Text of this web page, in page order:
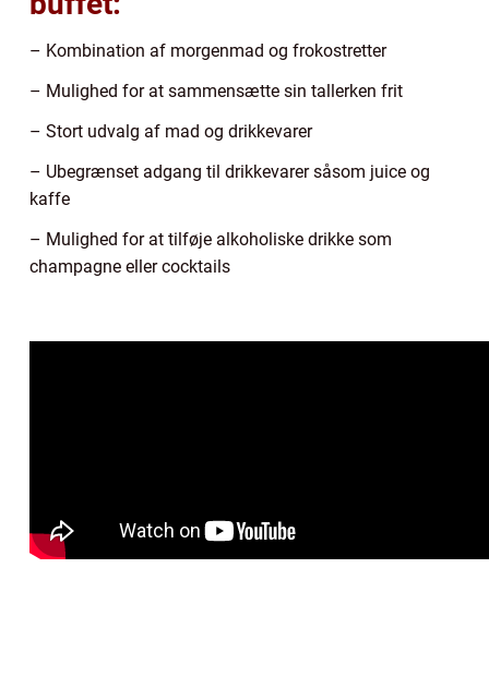
– Kombination af morgenmad og frokostretter
– Mulighed for at sammensætte sin tallerken frit
– Stort udvalg af mad og drikkevarer
– Ubegrænset adgang til drikkevarer såsom juice og
kaffe
– Mulighed for at tilføje alkoholiske drikke som
champagne eller cocktails